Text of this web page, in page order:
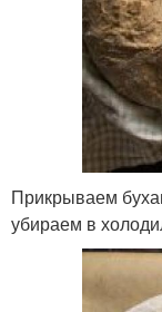
Прикрываем
убираем в